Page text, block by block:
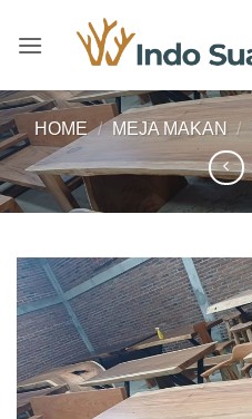
HOME / MEJA MAKAN /